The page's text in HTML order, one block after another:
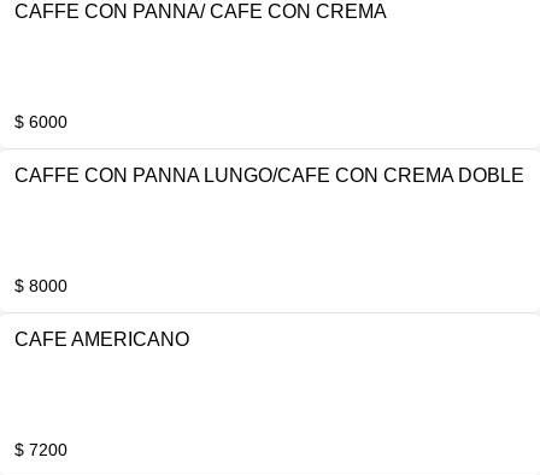
CAFFE CON PANNA/ CAFE CON CREMA
$ 6000
CAFFE CON PANNA LUNGO/CAFE CON CREMA DOBLE
$ 8000
CAFE AMERICANO
$ 7200